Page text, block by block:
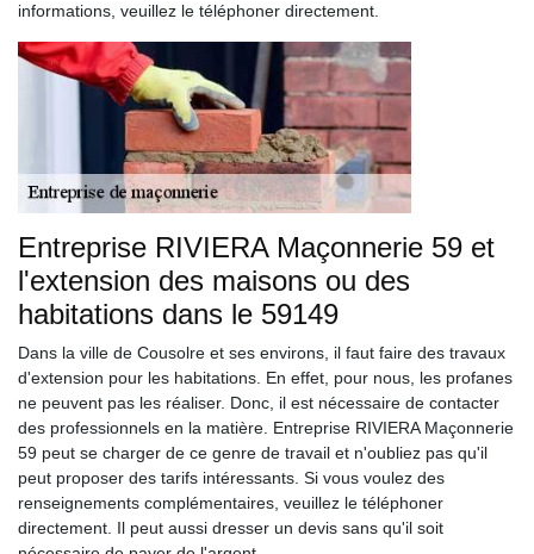
informations, veuillez le téléphoner directement.
Entreprise RIVIERA Maçonnerie 59 et
l'extension des maisons ou des
habitations dans le 59149
Dans la ville de Cousolre et ses environs, il faut faire des travaux
d'extension pour les habitations. En effet, pour nous, les profanes
ne peuvent pas les réaliser. Donc, il est nécessaire de contacter
des professionnels en la matière. Entreprise RIVIERA Maçonnerie
59 peut se charger de ce genre de travail et n'oubliez pas qu'il
peut proposer des tarifs intéressants. Si vous voulez des
renseignements complémentaires, veuillez le téléphoner
directement. Il peut aussi dresser un devis sans qu'il soit